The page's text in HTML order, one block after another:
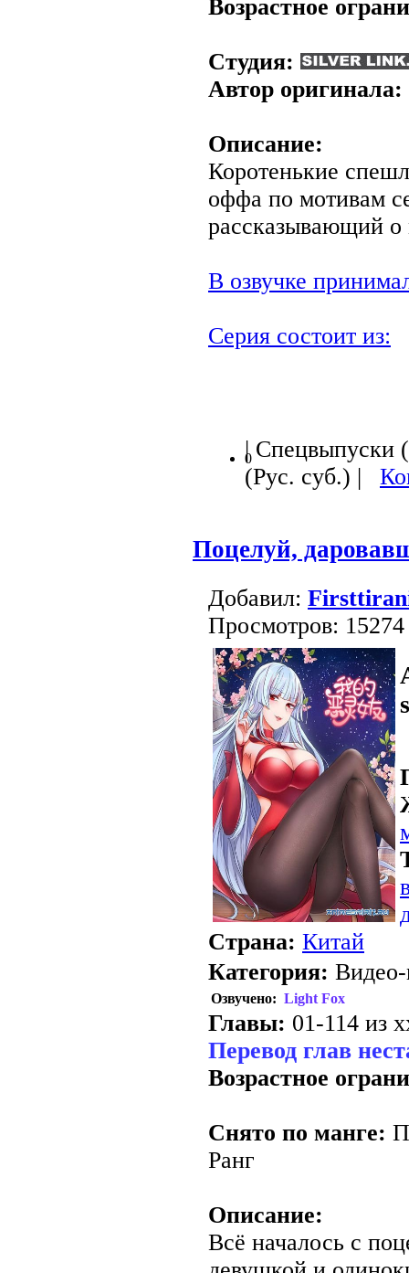
Возрастное
Студия:
Автор оригинала:
Описание:
Коротенькие
оффа по мотивам
рассказывающий
В озвучке
Серия состоит из:
0
| Спецвыпуски
(Рус. суб.) |
Поцелуй,
Добавил:
Просмотров: 15274
Страна: Китай
Категория:
Озвучено: Light Fox
Главы: 01-114 из
Перевод глав
Возрастное
Снято по манге:
Ранг
Описание:
Всё началось с